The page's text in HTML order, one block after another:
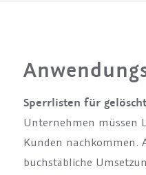
Sperrlisten für
Unternehmen müssen
Kunden nachkommen.
buchstäbliche